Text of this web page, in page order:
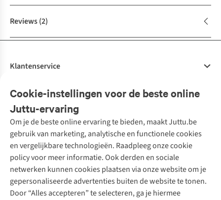
Reviews(2)
Cookie-instellingen voor de beste online
Juttu-ervaring
Om je de beste online ervaring te bieden, maakt Juttu.be
gebruik van marketing, analytische en functionele cookies
en vergelijkbare technologieën. Raadpleeg onze cookie
policy voor meer informatie. Ook derden en sociale
netwerken kunnen cookies plaatsen via onze website om je
gepersonaliseerde advertenties buiten de website te tonen.
Door “Alles accepteren” te selecteren, ga je hiermee
Klantenservice
Bestellen
Betalen
10% studentenkorting
Klarna - achteraf betalen
Levering
Retourneren
Bestelling herroepen
Garantie
Contact
Onze diensten
Tweedehands - ReJUsed
Kledingatelier
Personal shopping
Textielbox
Events / workshops
Juttu
Over ons
Juttu Friends
Inspiratie
Werken bij Juttu
Onze winkels
Merken
Nathalie Vleeschouwer
Selected dames
HKLiving
Meld je aan voor de nieuwsbrief